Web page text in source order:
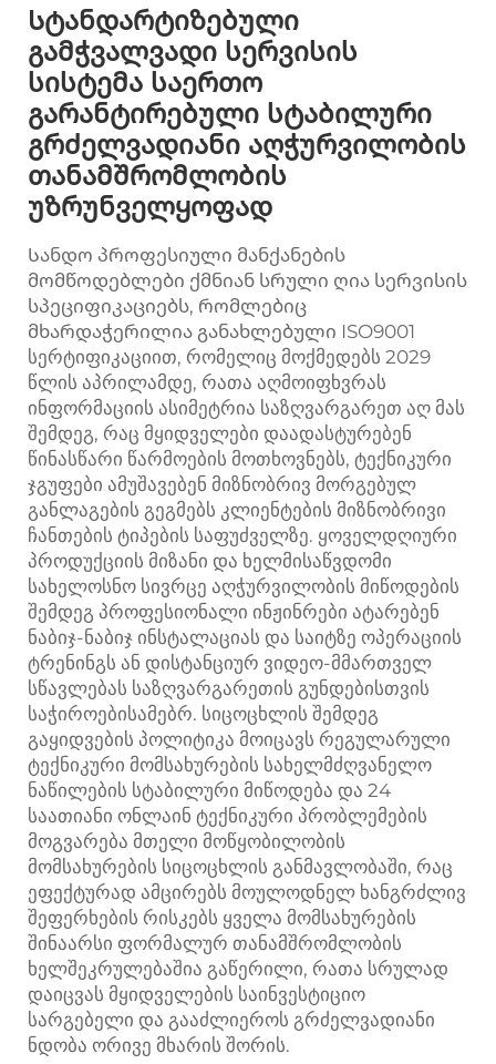
Სტანდარტიზებული
გამჭვალვადი სერვისის
სისტემა საერთო
გარანტირებული სტაბილური
გრძელვადიანი აღჭურვილობის
თანამშრომლობის
უზრუნველყოფად
Სანდო პროფესიული მანქანების
მომწოდებლები ქმნიან სრული ღია სერვისის
სპეციფიკაციებს, რომლებიც
მხარდაჭერილია განახლებული ISO9001
სერტიფიკაციით, რომელიც მოქმედებს 2029
წლის აპრილამდე, რათა აღმოიფხვრას
ინფორმაციის ასიმეტრია საზღვარგარეთ აღ მას
შემდეგ, რაც მყიდველები დაადასტურებენ
წინასწარი წარმოების მოთხოვნებს, ტექნიკური
ჯგუფები ამუშავებენ მიზნობრივ მორგებულ
განლაგების გეგმებს კლიენტების მიზნობრივი
ჩანთების ტიპების საფუძველზე. ყოველდღიური
პროდუქციის მიზანი და ხელმისაწვდომი
სახელოსნო სივრცე აღჭურვილობის მიწოდების
შემდეგ პროფესიონალი ინჟინრები ატარებენ
ნაბიჯ-ნაბიჯ ინსტალაციას და საიტზე ოპერაციის
ტრენინგს ან დისტანციურ ვიდეო-მმართველ
სწავლებას საზღვარგარეთის გუნდებისთვის
საჭიროებისამებრ. სიცოცხლის შემდეგ
გაყიდვების პოლიტიკა მოიცავს რეგულარული
ტექნიკური მომსახურების სახელმძღვანელო
ნაწილების სტაბილური მიწოდება და 24
საათიანი ონლაინ ტექნიკური პრობლემების
მოგვარება მთელი მოწყობილობის
მომსახურების სიცოცხლის განმავლობაში, რაც
ეფექტურად ამცირებს მოულოდნელ ხანგრძლივ
შეფერხების რისკებს ყველა მომსახურების
შინაარსი ფორმალურ თანამშრომლობის
ხელშეკრულებაშია გაწერილი, რათა სრულად
დაიცვას მყიდველების საინვესტიციო
სარგებელი და გააძლიეროს გრძელვადიანი
ნდობა ორივე მხარის შორის.